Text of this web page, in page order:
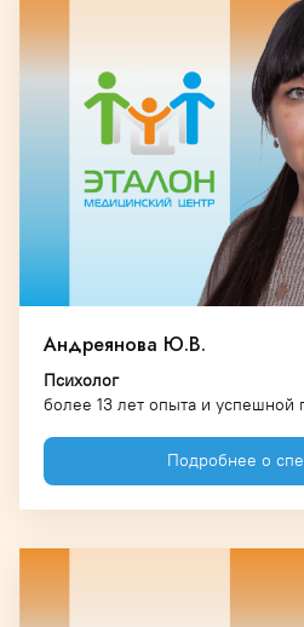
Андреянова Ю.В.
Психолог
более 13 лет опыта и успешной
Подробнее о